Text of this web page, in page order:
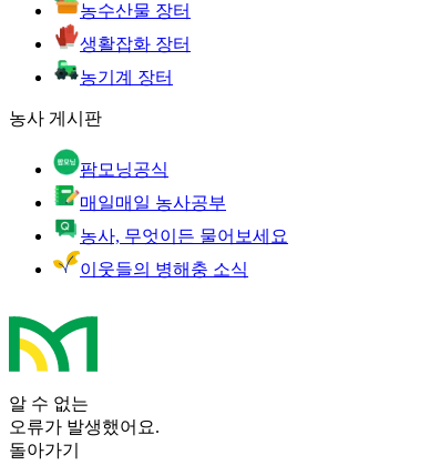
농수산물 장터
생활잡화 장터
농기계 장터
농사 게시판
팜모닝공식
매일매일 농사공부
농사, 무엇이든 물어보세요
이웃들의 병해충 소식
알 수 없는
오류가 발생했어요.
돌아가기